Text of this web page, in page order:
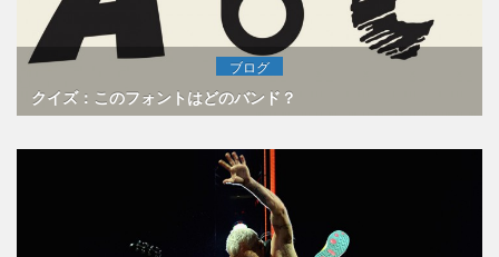
ブログ
クイズ：このフォントはどのバンド？